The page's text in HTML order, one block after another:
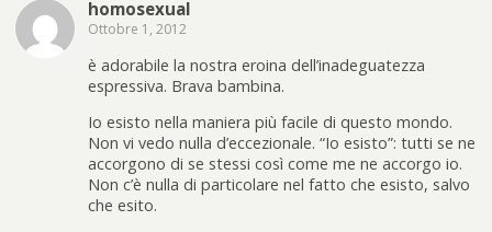
homosexual
Ottobre 1, 2012
è adorabile la nostra eroina dell’inadeguatezza
espressiva. Brava bambina.
Io esisto nella maniera più facile di questo mondo.
Non vi vedo nulla d’eccezionale. “Io esisto”: tutti se ne
accorgono di se stessi così come me ne accorgo io.
Non c’è nulla di particolare nel fatto che esisto, salvo
che esito.